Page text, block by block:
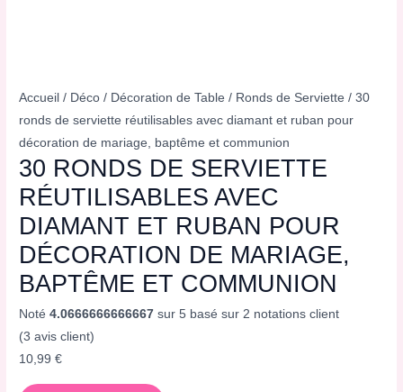
Accueil / Déco / Décoration de Table / Ronds de Serviette / 30
ronds de serviette réutilisables avec diamant et ruban pour
décoration de mariage, baptême et communion
30 RONDS DE SERVIETTE
RÉUTILISABLES AVEC
DIAMANT ET RUBAN POUR
DÉCORATION DE MARIAGE,
BAPTÊME ET COMMUNION
Noté4.0666666666667 sur 5 basé sur2 notations client
(3 avis client)
10,99€